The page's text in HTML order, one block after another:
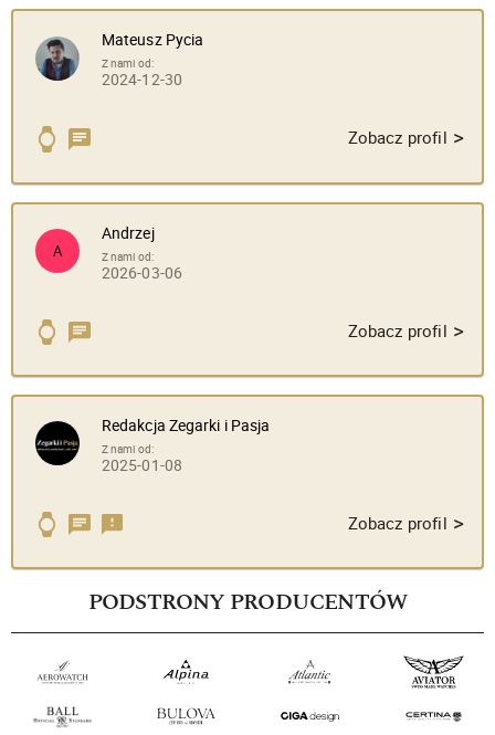
Mateusz Pycia
Z nami od:
2024-12-30
Zobacz profil >
A
Andrzej
Z nami od:
2026-03-06
Zobacz profil >
Redakcja Zegarki i Pasja
Z nami od:
2025-01-08
Zobacz profil >
PODSTRONY PRODUCENTÓW